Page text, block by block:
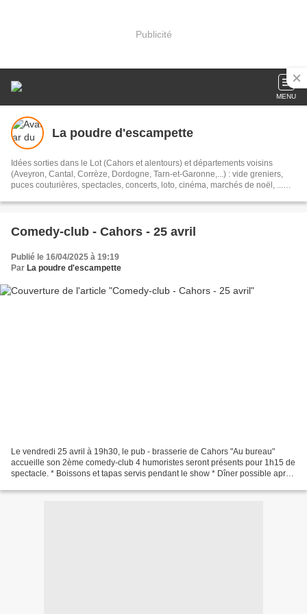
Publicité
MENU
La poudre d'escampette
Idées sorties dans le Lot (Cahors et alentours) et départements voisins
(Aveyron, Cantal, Corrèze, Dordogne, Tarn-et-Garonne,...) : vide greniers,
puces couturières, spectacles, concerts, loto, cinéma, marchés de noël, ...
Comedy-club - Cahors - 25 avril
Publié le 16/04/2025 à 19:19
Par La poudre d'escampette
Le vendredi 25 avril à 19h30, le pub - brasserie de Cahors "Au bureau"
accueille son 2ème comedy-club 4 humoristes seront présents pour 1h15 de
spectacle. * Boissons et tapas servis pendant le show * Dîner possible après